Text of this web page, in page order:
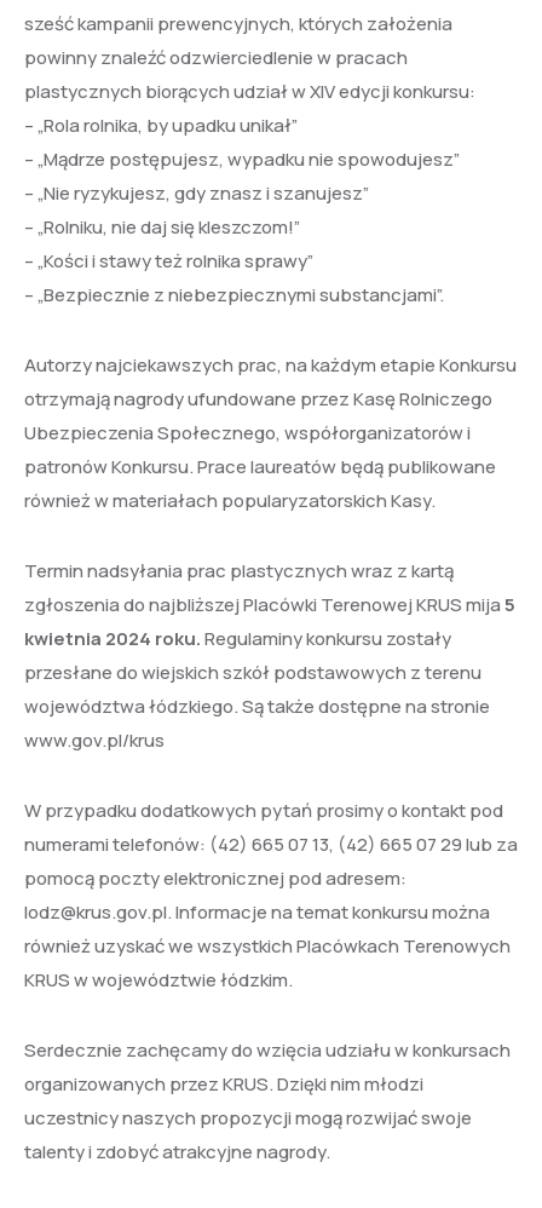
sześć kampanii prewencyjnych, których założenia
powinny znaleźć odzwierciedlenie w pracach
plastycznych biorących udział w XIV edycji konkursu:
– „Rola rolnika, by upadku unikał”
– „Mądrze postępujesz, wypadku nie spowodujesz”
– „Nie ryzykujesz, gdy znasz i szanujesz”
– „Rolniku, nie daj się kleszczom!”
– „Kości i stawy też rolnika sprawy”
– „Bezpiecznie z niebezpiecznymi substancjami”.
Autorzy najciekawszych prac, na każdym etapie Konkursu
otrzymają nagrody ufundowane przez Kasę Rolniczego
Ubezpieczenia Społecznego, współorganizatorów i
patronów Konkursu. Prace laureatów będą publikowane
również w materiałach popularyzatorskich Kasy.
Termin nadsyłania prac plastycznych wraz z kartą
zgłoszenia do najbliższej Placówki Terenowej KRUS mija5
kwietnia 2024 roku.Regulaminy konkursu zostały
przesłane do wiejskich szkół podstawowych z terenu
województwa łódzkiego. Są także dostępne na stronie
www.gov.pl/krus
W przypadku dodatkowych pytań prosimy o kontakt pod
numerami telefonów: (42) 665 07 13, (42) 665 07 29 lub za
pomocą poczty elektronicznej pod adresem:
lodz@krus.gov.pl. Informacje na temat konkursu można
również uzyskać we wszystkich Placówkach Terenowych
KRUS w województwie łódzkim.
Serdecznie zachęcamy do wzięcia udziału w konkursach
organizowanych przez KRUS. Dzięki nim młodzi
uczestnicy naszych propozycji mogą rozwijać swoje
talenty i zdobyć atrakcyjne nagrody.